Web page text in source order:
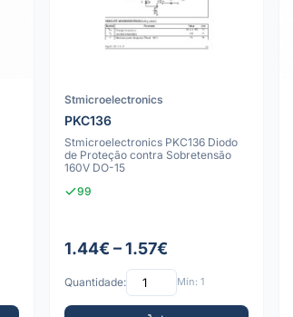
Stmicroelectronics
PKC136
Stmicroelectronics PKC136 Diodo
de Proteção contra Sobretensão
160V DO-15
99
1.44€ – 1.57€
Quantidade: Mín: 1